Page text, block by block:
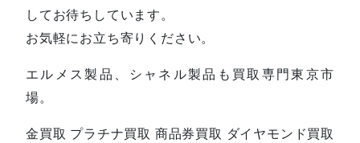
してお待ちしています。
お気軽にお立ち寄りください。
エルメス製品、シャネル製品も買取専門東京市
場。
金買取 プラチナ買取 商品券買取 ダイヤモンド買取